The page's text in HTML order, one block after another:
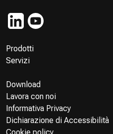
Prodotti
Servizi
Download
Lavora con noi
Informativa Privacy
Dichiarazione di Accessibilità
Cookie policy